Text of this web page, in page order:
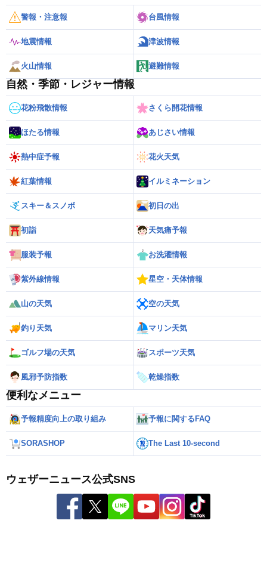
警報・注意報 台風情報
地震情報 津波情報
火山情報 避難情報
自然・季節・レジャー情報
花粉飛散情報 さくら開花情報
ほたる情報 あじさい情報
熱中症予報 花火天気
紅葉情報 イルミネーション
スキー＆スノボ 初日の出
初詣 天気痛予報
服装予報 お洗濯情報
紫外線情報 星空・天体情報
山の天気 空の天気
釣り天気 マリン天気
ゴルフ場の天気 スポーツ天気
風邪予防指数 乾燥指数
便利なメニュー
予報精度向上の取り組み 予報に関するFAQ
SORASHOP The Last 10-second
ウェザーニュース公式SNS